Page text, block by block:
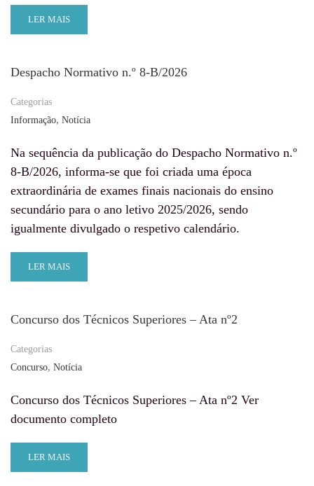
LER MAIS
Despacho Normativo n.º 8-B/2026
Categorias
Informação, Notícia
Na sequência da publicação do Despacho Normativo n.º
8-B/2026, informa-se que foi criada uma época
extraordinária de exames finais nacionais do ensino
secundário para o ano letivo 2025/2026, sendo
igualmente divulgado o respetivo calendário.
LER MAIS
Concurso dos Técnicos Superiores – Ata nº2
Categorias
Concurso, Notícia
Concurso dos Técnicos Superiores – Ata nº2 Ver
documento completo
LER MAIS